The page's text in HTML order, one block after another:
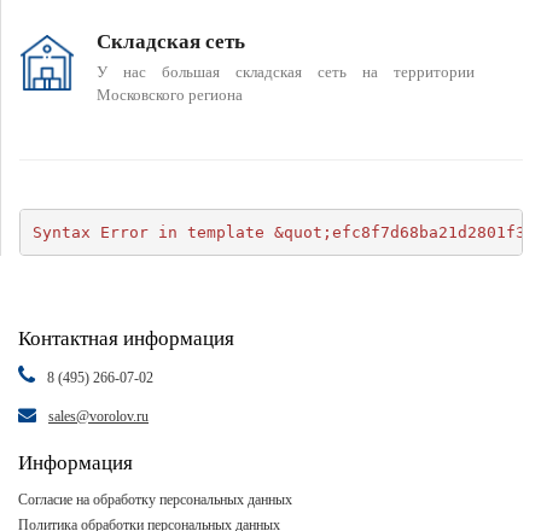
Складская сеть
У нас большая складская сеть на территории
Московского региона
Syntax Error in template
Контактная информация
8 (495) 266-07-02
sales@vorolov.ru
Информация
Согласие на обработку персональных данных
Политика обработки персональных данных